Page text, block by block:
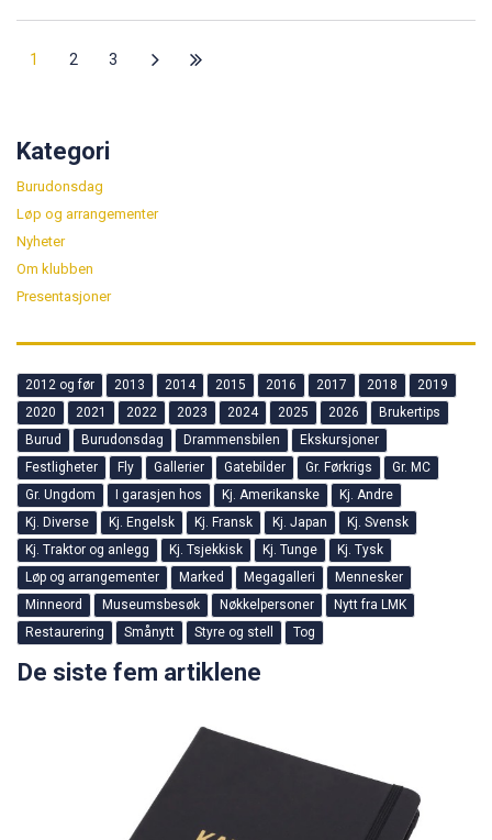
1 2 3
Kategori
Burudonsdag
Løp og arrangementer
Nyheter
Om klubben
Presentasjoner
2012 og før 2013 2014 2015 2016 2017 2018
2019
2020
2021 2022 2023 2024 2025 2026
Brukertips
Burud
Burudonsdag Drammensbilen
Ekskursjoner
Festligheter
Fly Gallerier Gatebilder Gr. Førkrigs
Gr. MC
Gr. Ungdom
I garasjen hos Kj. Amerikanske
Kj. Andre
Kj. Diverse
Kj. Engelsk Kj. Fransk Kj. Japan
Kj. Svensk
Kj. Traktor og anlegg
Kj. Tsjekkisk Kj. Tunge
Kj. Tysk
Løp og arrangementer
Marked Megagalleri
Mennesker
Minneord
Museumsbesøk Nøkkelpersoner
Nytt fra LMK
Restaurering
Smånytt Styre og stell Tog
De siste fem artiklene